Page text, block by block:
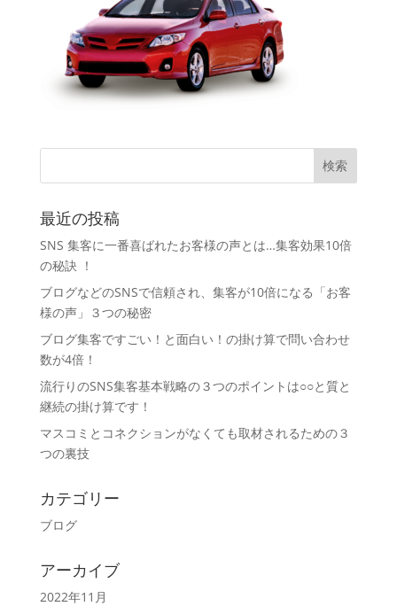
最近の投稿
SNS 集客に一番喜ばれたお客様の声とは…集客効果10倍
の秘訣 ！
ブログなどのSNSで信頼され、集客が10倍になる「お客
様の声」３つの秘密
ブログ集客ですごい！と面白い！の掛け算で問い合わせ
数が4倍！
流行りのSNS集客基本戦略の３つのポイントは○○と質と
継続の掛け算です！
マスコミとコネクションがなくても取材されるための３
つの裏技
カテゴリー
ブログ
アーカイブ
2022年11月